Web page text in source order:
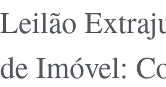
Leilão
de Imóvel: